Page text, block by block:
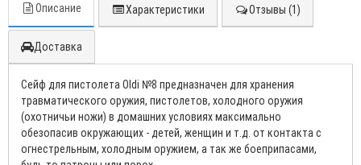
Описание Характеристики Отзывы (1)
Доставка
Сейф для пистолета Oldi №8 предназначен для хранения
травматического оружия, пистолетов, холодного оружия
(охотничьи ножи) в домашних условиях максимально
обезопасив окружающих - детей, женщин и т.д. от контакта с
огнестрельным, холодным оружием, а так же боеприпасами,